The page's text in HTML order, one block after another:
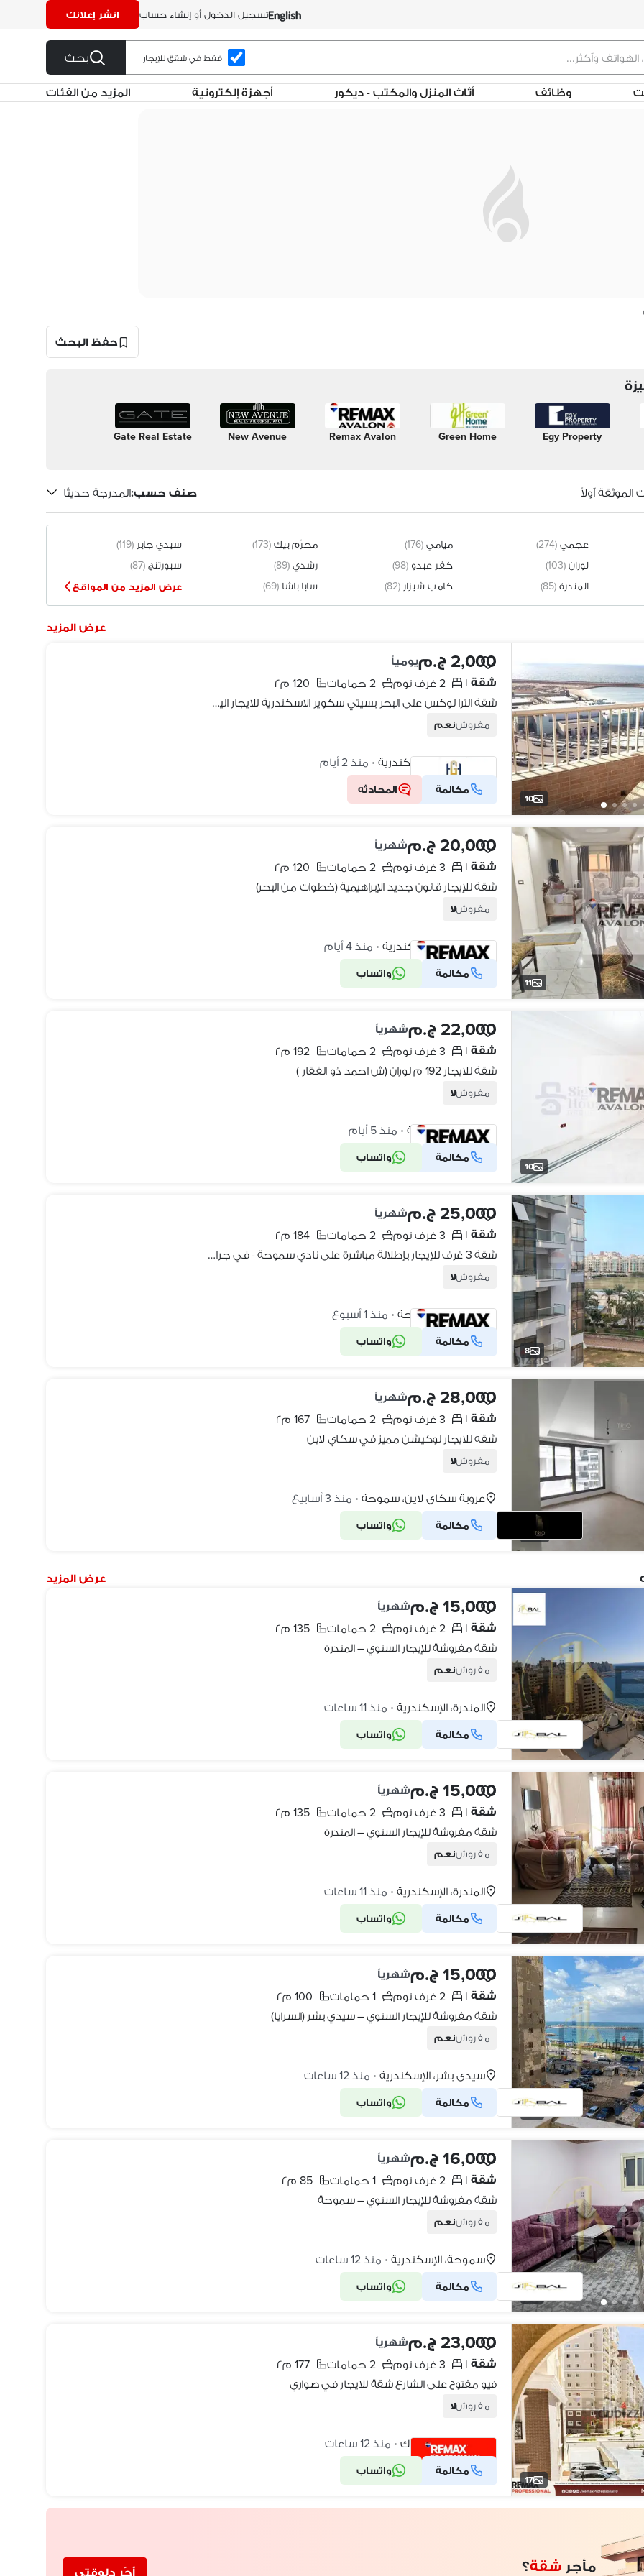
تسجيل الدخول أو إنشاء حساب انشر إعلانك
فقط في شقق للإيجار بحث
وظائف أثاث المنزل والمكتب - ديكور أجهزة إلكترونية المزيد من الفئات
حفظ البحث
Egy Property
Green Home
Remax Avalon
New Avenue
Gate Real Estate
أولاً صنف حسب:المدرجة حديثًا
عجمي (274) ميامي(176) محرّم بيك (173) سيدي جابر (119)
لوران (103) كفر عبدو (98) رشدي (89) سبورتنج(87)
المندرة (85) كامب شيزار (82) سابا باشا (69) عرض المزيد من المواقع
عرض المزيد
10
2,000 ج.م
يومياً
شقة | 2 غرف نوم 2 حمامات
120 م٢
شقة الترا لوكس على البحر بسيتي سكوير الاسكندرية للايجار اليومي
مفروشنعم
سيدي جابر، الإسكندرية • منذ 2 أيام
مكالمة المحادثه شركة موثقة
11
20,000 ج.م
شهرياً
شقة | 3 غرف نوم 2 حمامات
120 م٢
شقة للإيجار قانون جديد الإبراهيمية (خطوات من البحر)
مفروشلا
الابراهيمية، الإسكندرية • منذ 4 أيام
مكالمة واتساب شركة موثقة
10
22,000 ج.م
شهرياً
شقة | 3 غرف نوم 2 حمامات
192 م٢
شقة للايجار 192 م لوران (ش احمد ذو الفقار )
مفروشلا
لوران، الإسكندرية • منذ 5 أيام
مكالمة واتساب شركة موثقة
8
25,000 ج.م
شهرياً
شقة | 3 غرف نوم 2 حمامات
184 م٢
شقة 3 غرف للإيجار بإطلالة مباشرة على نادي سموحة - في جراند فيو سموحة
مفروشلا
جراند فيو، سموحة • منذ 1 أسبوع
مكالمة واتساب شركة موثقة
22
28,000 ج.م
شهرياً
شقة | 3 غرف نوم 2 حمامات
167 م٢
شقه للايجار لوكيشن مميز في سكاي لاين
مفروشلا
عروبة سكاي لاين، سموحة • منذ 3 أسابيع
مكالمة واتساب
عرض المزيد
15,000 ج.م
شهرياً
شقة | 2 غرف نوم 2 حمامات
135 م٢
شقة مفروشة للإيجار السنوي – المندرة
مفروشنعم
المندرة، الإسكندرية • منذ 11 ساعات
مكالمة واتساب
15,000 ج.م
شهرياً
شقة | 3 غرف نوم 2 حمامات
135 م٢
شقة مفروشة للإيجار السنوي – المندرة
مفروشنعم
المندرة، الإسكندرية • منذ 11 ساعات
مكالمة واتساب
15,000 ج.م
شهرياً
شقة | 2 غرف نوم 1 حمامات
100 م٢
شقة مفروشة للإيجار السنوي – سيدي بشر (السرايا)
مفروشنعم
سيدي بشر، الإسكندرية • منذ 12 ساعات
مكالمة واتساب
16,000 ج.م
شهرياً
شقة | 2 غرف نوم 1 حمامات
85 م٢
شقة مفروشة للإيجار السنوي – سموحة
مفروشنعم
سموحة، الإسكندرية • منذ 12 ساعات
مكالمة واتساب
17
23,000 ج.م
شهرياً
شقة | 3 غرف نوم 2 حمامات
177 م٢
فيو مفتوح على الشارع شقة للايجار في صواري
مفروشلا
صواري، محرّم بيك • منذ 12 ساعات
مكالمة واتساب شركة موثقة
مأجر شقة؟ أجّر دلوقتي